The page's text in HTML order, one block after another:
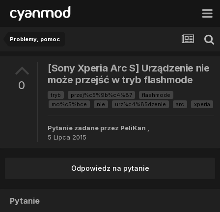
Problemy, pomoc
0
[Sony Xperia Arc S] Urządzenie nie
może przejść w tryb flashmode
tryb przej%c5%9b%c4%87
flashmode
mo%c5%bce
nie urz%c4%85dzenie arc xperia
Pytanie zadane przez PeliKan ,
5 Lipca 2015
Odpowiedz na pytanie
Pytanie